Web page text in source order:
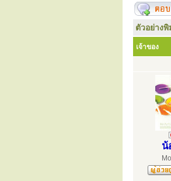
ตัวอย่าง
เจ้าของ
น้